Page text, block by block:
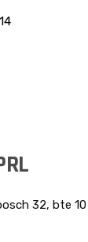
32, bte 10